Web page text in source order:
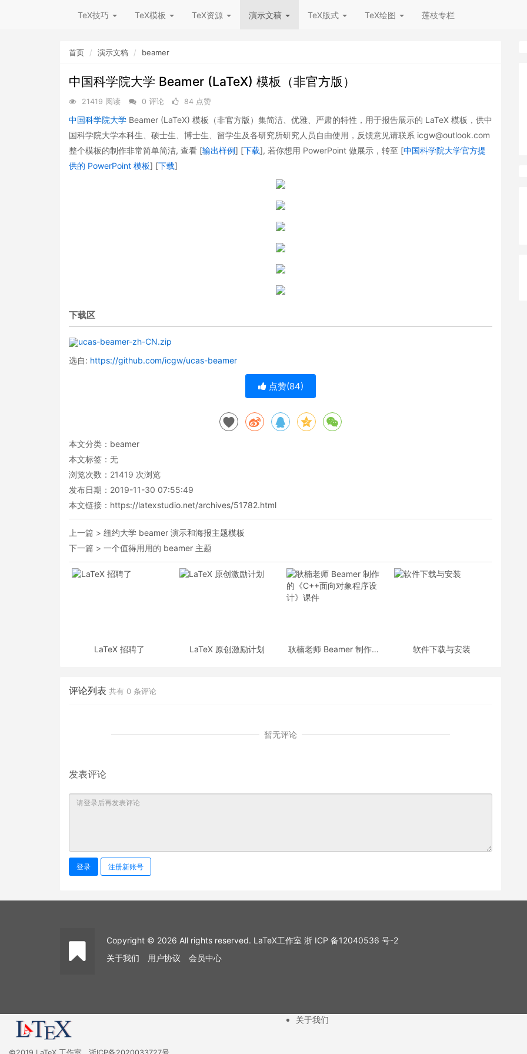
TeX技巧 TeX模板 TeX资源 演示文稿 TeX版式 TeX绘图 莲枝专栏
首页 演示文稿 beamer
中国科学院大学​ Beamer (LaTeX) 模板（非官方版）
21419 阅读 0 评论 84 点赞
中国科学院大学 Beamer (LaTeX) 模板（非官方版）集简洁、优雅、严肃的特性，用于报告展示的 LaTeX 模板，供中
国科学院大学本科生、硕士生、博士生、留学生及各研究所研究人员自由使用，反馈意见请联系 icgw@outlook.com
整个模板的制作非常简单简洁, 查看 [输出样例] [下载], 若你想用 PowerPoint 做展示，转至 [中国科学院大学官方提
供的 PowerPoint 模板] [下载]
下载区
ucas-beamer-zh-CN.zip
选自: https://github.com/icgw/ucas-beamer
点赞(84)
本文分类： beamer
本文标签：无
浏览次数： 21419 次浏览
发布日期：2019-11-30 07:55:49
本文链接： https://latexstudio.net/archives/51782.html
上一篇 > 纽约大学 beamer 演示和海报主题模板
下一篇 > 一个值得用用的 beamer 主题
LaTeX 招聘了 LaTeX 原创激励计划
耿楠老师 Beamer 制作的
软件下载与安装
评论列表 共有 0 条评论
暂无评论
发表评论
登录 注册新账号
Copyright © 2026 All rights reserved. LaTeX工作室 浙 ICP 备12040536 号-2
关于我们
用户协议 会员中心
关于我们